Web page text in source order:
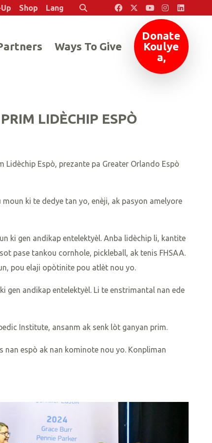
Ways To Give
Donate
Koulye
a,
Shop Lang Rechèch
LIDÈCHIP ESPÒ
Lidèchip Espò, prezante pa Greater Orlando Espò
ki te dedye tan yo, enèji, ak pasyon amelyore
ki gen andikap entelektyèl. Anba lidèchip li, kantite
pase tankou cornhole, pickleball, ak tenis FHSAA.
pou elaji opòtinite pou atlèt nou yo.
gen andikap entelektyèl. Li te enstrimantal nan ede
Institute, ansanm ak senk lòt ganyan prim.
nan espò ak nan kominote nou yo. Konpliman